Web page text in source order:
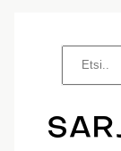
i